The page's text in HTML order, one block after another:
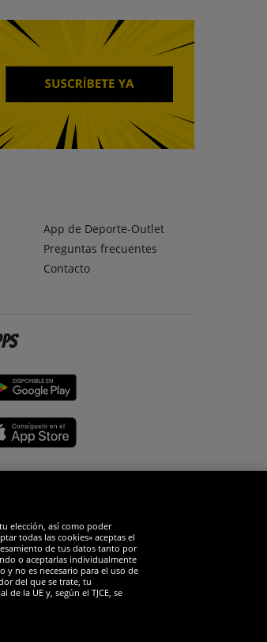
App de Deporte-Outlet
Preguntas frecuentes
Contacto
elección, así como poder
todas las cookies» aceptas el
de tus datos tanto por
o aceptarlas individualmente
y no es necesario para el uso de
del que se trate, tu
la UE y, según el TJCE, se